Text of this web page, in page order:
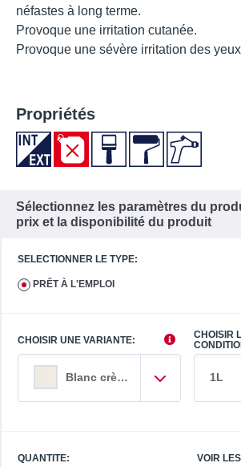
néfastes à long terme.
Provoque une irritation cutanée.
Provoque une sévère irritation des
Propriétés
Sélectionnez les paramètres du
prix et la disponibilité du produit
SELECTIONNER LE TYPE:
PRÊT À L'EMPLOI
CHOISIR UNE VARIANTE:
Blanc crème
CHOISIR
1L
QUANTITE: VOIR